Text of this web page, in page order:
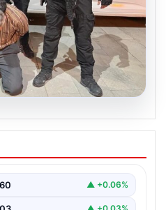
Suikast Planındaki
Gün yüzüne
sırasında
▲ +0.06%